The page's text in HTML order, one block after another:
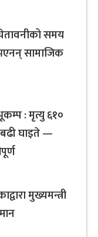
समय
सामाजिक
: मृत्यु ६१०
घाइते —
मुख्यमन्त्री